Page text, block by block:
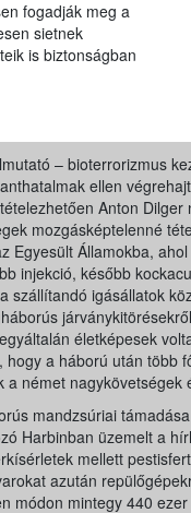
fogadják meg a
sietnek
is biztonságban
– bioterrorizmus
ellen
Anton
mozgásképtelenné
Egyesült Államokba,
injekció, később
szállítandó igásállatok
életképesek
a háború után több
német nagykövetségek
mandzsúriai
Harbinban üzemelt a
mellett
azután
módon mintegy 440